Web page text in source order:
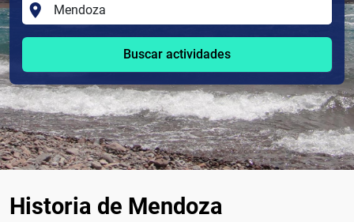
Buscar actividades
Historia de Mendoza